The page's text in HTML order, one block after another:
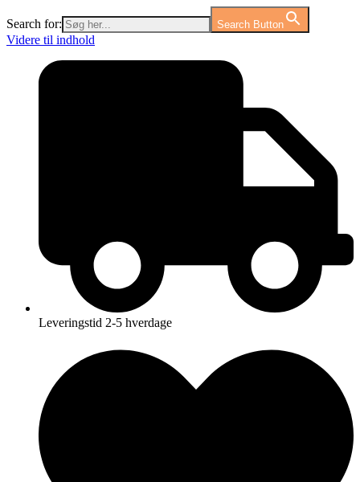
Search for: Search Button
Videre til indhold
Leveringstid 2-5 hverdage